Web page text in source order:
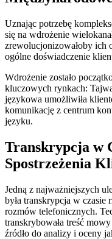
Uznając potrzebę
się na wdrożenie
zrewolucjonizowałoby ich
ogólne doświadczenie
Wdrożenie zostało
kluczowych rynkach:
językowa umożliwiła
komunikację z centrum
języku.
Transkrypcja w
Spostrzeżenia
Jedną z najważniejszych
była transkrypcja w czasie
rozmów telefonicznych.
transkrybowała treść
źródło do analizy i oceny